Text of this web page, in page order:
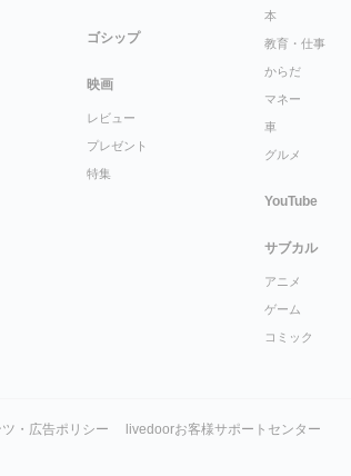
ゴシップ
映画
レビュー
プレゼント
特集
本
教育・仕事
からだ
マネー
車
グルメ
YouTube
サブカル
アニメ
ゲーム
コミック
ツ・広告ポリシー livedoorお客様サポートセンター